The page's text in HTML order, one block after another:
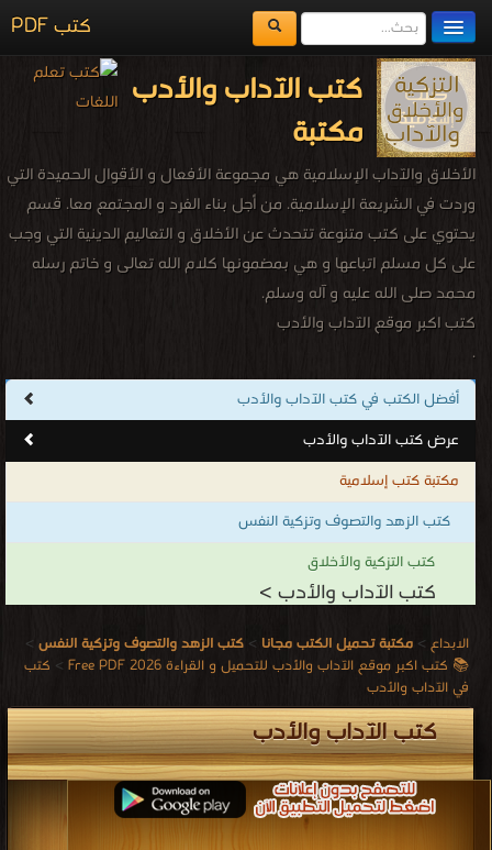
كتب PDF
مكتبة الكتب
المكتبات
يُقرأ حالياً
الفهرس
اضف كتاب
كتب الآداب والأدب
مكتبة
الأخلاق والآداب الإسلامية هي مجموعة الأفعال و الأقوال الحمیدة التي
وردت في الشریعة الإسلامیة. من أجل بناء الفرد و المجتمع معا. قسم
يحتوي على كتب متنوعة تتحدث عن الأخلاق و التعالیم الدینیة التي وجب
علی کل مسلم اتباعها و هي بمضمونها کلام الله تعالی و خاتم رسله
محمد صلی الله علیه و آله وسلم.
كتب اكبر موقع الآداب والأدب
.
أفضل الكتب في كتب الآداب والأدب
عرض كتب الآداب والأدب
مكتبة كتب إسلامية
كتب الزهد والتصوف وتزكية النفس
كتب التزكية والأخلاق
كتب الآداب والأدب >
الابداع > مكتبة تحميل الكتب مجانا > كتب الزهد والتصوف وتزكية النفس >
📚 كتب اكبر موقع الآداب والأدب للتحميل و القراءة 2026 Free PDF
> كتب
في الآداب والأدب
كتب الآداب والأدب